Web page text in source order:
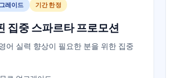
레이드 기간 한정
집중 스파르타 프로모션
어 실력 향상이 필요한 분을 위한 집중